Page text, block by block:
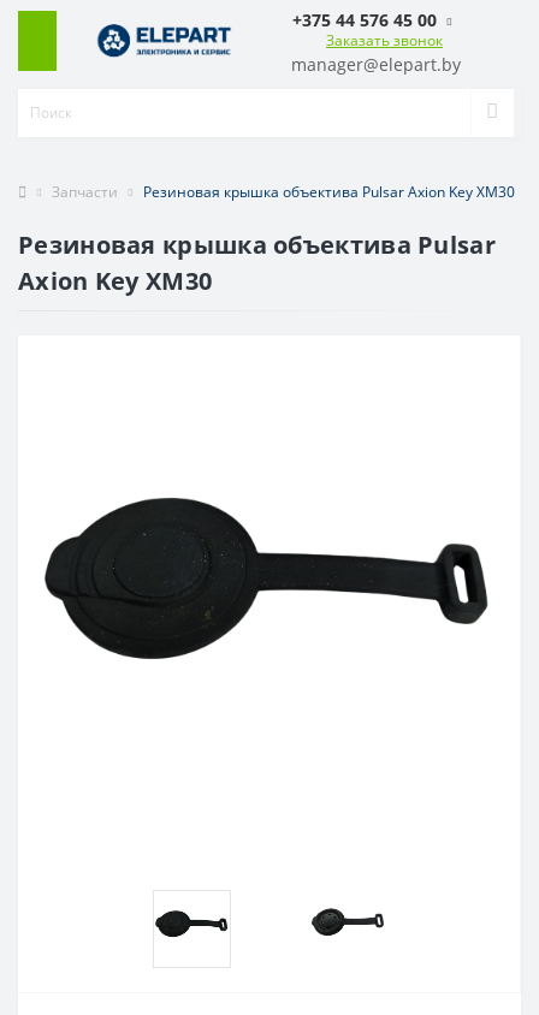
+375 44 576 45 00
Заказать звонок
manager@elepart.by
Запчасти Резиновая крышка объектива Pulsar Axion Key XM30
Резиновая крышка объектива Pulsar
Axion Key XM30